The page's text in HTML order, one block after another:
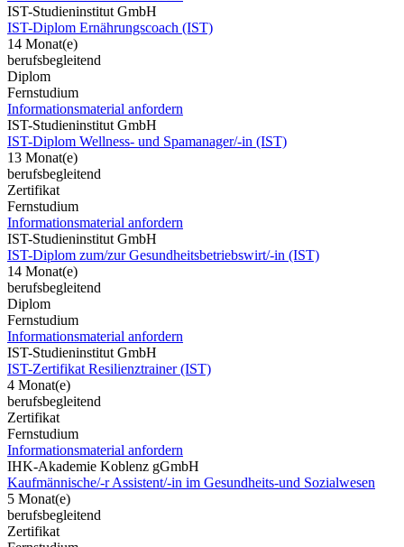
IST-Studieninstitut GmbH
IST-Diplom Ernährungscoach (IST)
14 Monat(e)
berufsbegleitend
Diplom
Fernstudium
Informationsmaterial anfordern
IST-Studieninstitut GmbH
IST-Diplom Wellness- und Spamanager/-in (IST)
13 Monat(e)
berufsbegleitend
Zertifikat
Fernstudium
Informationsmaterial anfordern
IST-Studieninstitut GmbH
IST-Diplom zum/zur Gesundheitsbetriebswirt/-in (IST)
14 Monat(e)
berufsbegleitend
Diplom
Fernstudium
Informationsmaterial anfordern
IST-Studieninstitut GmbH
IST-Zertifikat Resilienztrainer (IST)
4 Monat(e)
berufsbegleitend
Zertifikat
Fernstudium
Informationsmaterial anfordern
IHK-Akademie Koblenz gGmbH
Kaufmännische/-r Assistent/-in im Gesundheits-und Sozialwesen
5 Monat(e)
berufsbegleitend
Zertifikat